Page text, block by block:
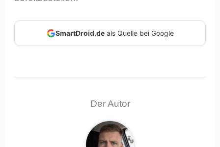
SmartDroid.deals Quelle bei Google
Der Autor